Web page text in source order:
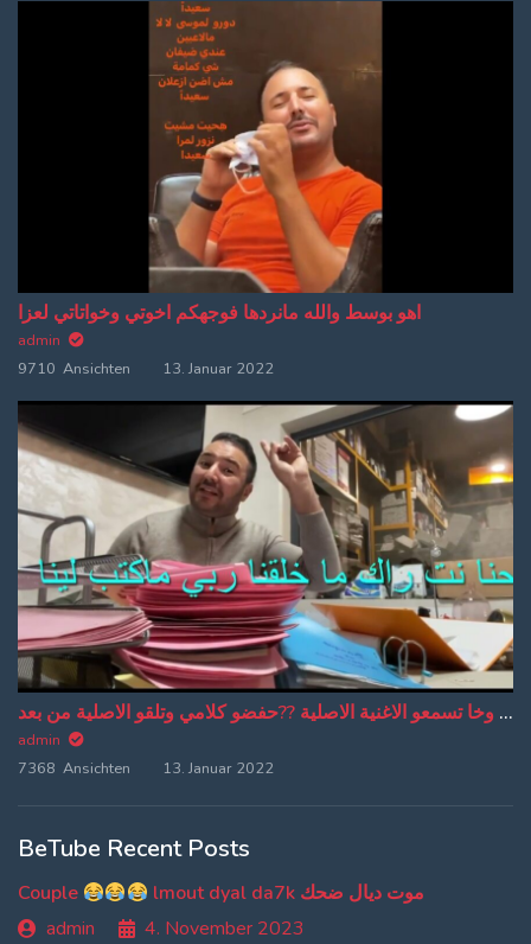
اهو بوسط والله مانردها فوجهكم اخوتي وخواتاتي لعزا
admin
9710 Ansichten
13. Januar 2022
من دبا غادي تبقاو تسمعو ترجمة ديالي وخا تسمعو الاغنية الاصلية ??حفضو كلامي وتلقو الاصلية من بعد
admin
7368 Ansichten
13. Januar 2022
BeTube Recent Posts
Couple
lmout dyal da7k موت ديال ضحك
admin
4. November 2023